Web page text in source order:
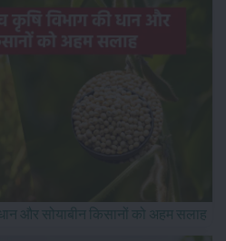
और सोयाबीन किसानों को अहम सलाह